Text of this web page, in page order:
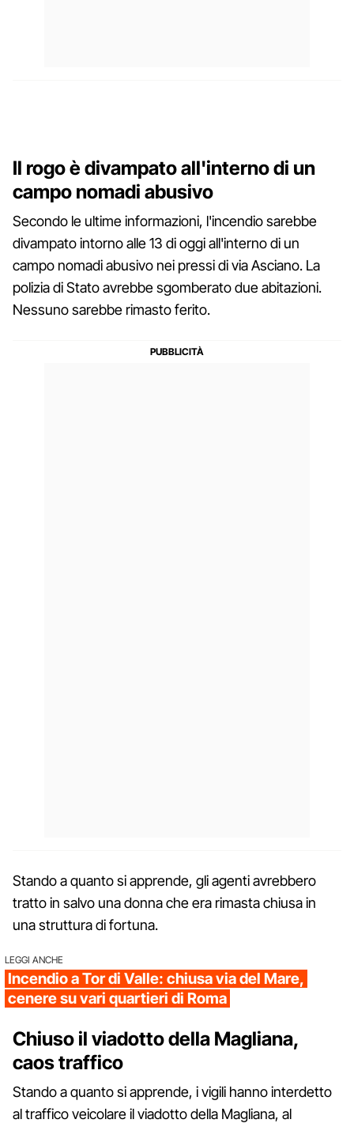
Il rogo è divampato all'interno di un
campo nomadi abusivo
Secondo le ultime informazioni, l'incendio sarebbe
divampato intorno alle 13 di oggi all'interno di un
campo nomadi abusivo nei pressi di via Asciano. La
polizia di Stato avrebbe sgomberato due abitazioni.
Nessuno sarebbe rimasto ferito.
Stando a quanto si apprende, gli agenti avrebbero
tratto in salvo una donna che era rimasta chiusa in
una struttura di fortuna.
LEGGI ANCHE
Incendio a Tor di Valle: chiusa via del Mare,
cenere su vari quartieri di Roma
Chiuso il viadotto della Magliana,
caos traffico
Stando a quanto si apprende, i vigili hanno interdetto
al traffico veicolare il viadotto della Magliana, al